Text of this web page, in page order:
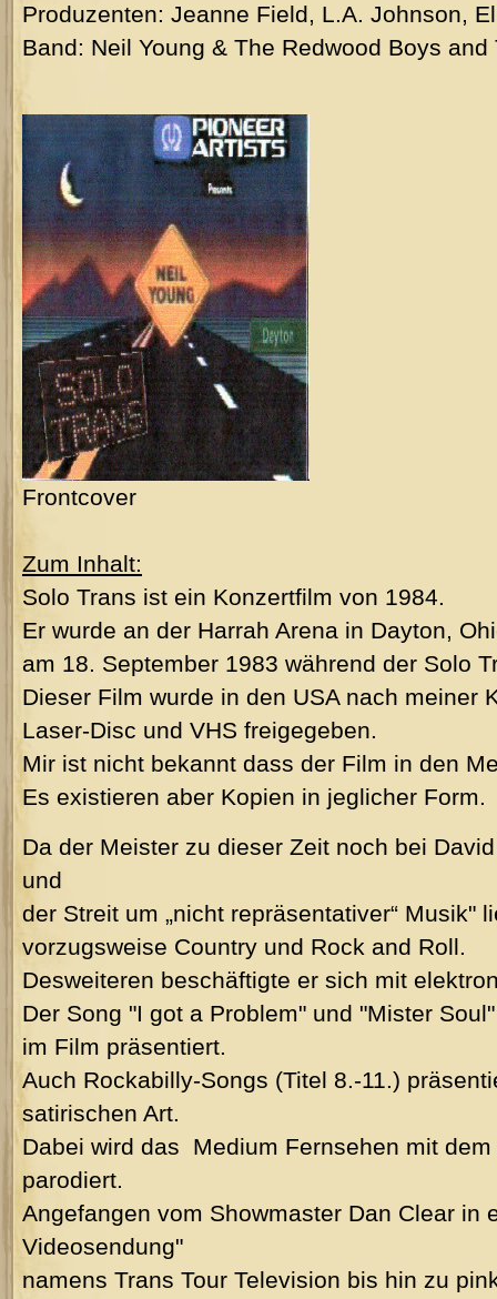
Produzenten: Jeanne Field, L.A. Johnson,
Band: Neil Young & The Redwood Boys
Frontcover
Zum Inhalt:
Solo Trans ist ein Konzertfilm von 1984.
Er wurde an der Harrah Arena in Dayton,
am 18. September 1983 während der Solo
Dieser Film wurde in den USA nach meiner
Laser-Disc und VHS freigegeben.
Mir ist nicht bekannt dass der Film in den
Es existieren aber Kopien in jeglicher Form.
Da der Meister zu dieser Zeit noch bei
und
der Streit um „nicht repräsentativer“ Musik"
vorzugsweise Country und Rock and Roll.
Desweiteren beschäftigte er sich mit
Der Song "I got a Problem" und "Mister
im Film präsentiert.
Auch Rockabilly-Songs (Titel 8.-11.)
satirischen Art.
Dabei wird das Medium Fernsehen mit
parodiert.
Angefangen vom Showmaster Dan Clear in
Videosendung"
namens Trans Tour Television bis hin zu